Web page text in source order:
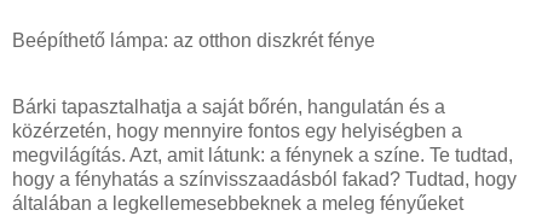
Beépíthető lámpa: az otthon diszkrét fénye
Bárki tapasztalhatja a saját bőrén, hangulatán és a
közérzetén, hogy mennyire fontos egy helyiségben a
megvilágítás. Azt, amit látunk: a fénynek a színe. Te tudtad,
hogy a fényhatás a színvisszaadásból fakad? Tudtad, hogy
általában a legkellemesebbeknek a meleg fényűeket